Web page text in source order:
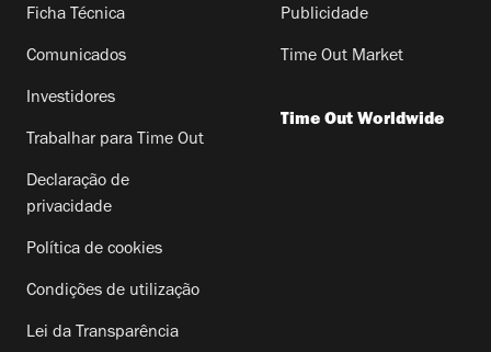
Ficha Técnica
Comunicados
Investidores
Trabalhar para Time Out
Declaração de
privacidade
Política de cookies
Condições de utilização
Lei da Transparência
Publicidade
Time Out Market
Time Out Worldwide